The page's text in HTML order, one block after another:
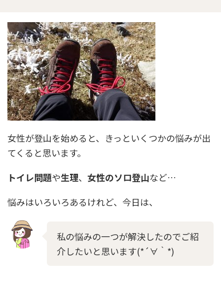
女性が登山を始めると、きっといくつかの悩みが出
てくると思います。
トイレ問題や生理、 女性のソロ登山など…
悩みはいろいろあるけれど、今日は、
私の悩みの一つが解決したのでご紹
介したいと思います(*´∀｀*)